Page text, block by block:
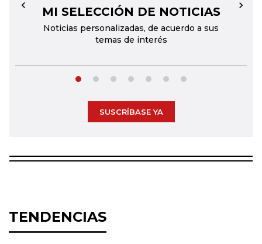
MI SELECCIÓN DE NOTICIAS
Noticias personalizadas, de acuerdo a sus
temas de interés
← →
SUSCRÍBASE YA
TENDENCIAS